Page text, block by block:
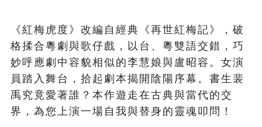
《紅梅虎度》改編自經典《再世紅梅記》，破
格揉合粵劇與歌仔戲，以台、粵雙語交錯，巧
妙呼應劇中容貌相似的李慧娘與盧昭容。女演
員踏入舞台，拾起劇本揭開陰陽序幕。書生裴
禹究竟愛著誰？本作遊走在古典與當代的交
界，為您上演一場自我與替身的靈魂叩問！